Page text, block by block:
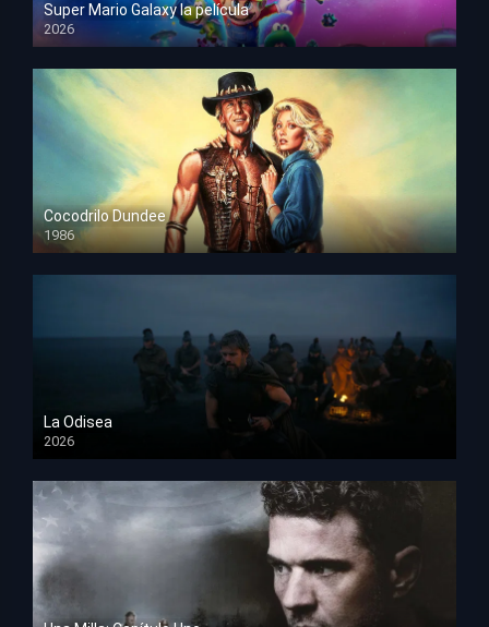
Super Mario Galaxy la película
2026
HD 1080p
Cocodrilo Dundee
1986
HD 1080p
La Odisea
2026
TS Screener